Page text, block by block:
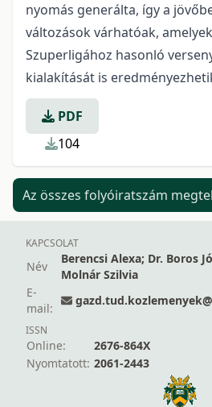
nyomás generálta, így a
változások várhatóak,
Szuperligához hasonló
kialakítását is
PDF
104
Az összes folyóiratszám
KAPCSOLAT
Név
Berencsi Alexa; Dr. Boros
Molnár Szilvia
E-
mail:
ISSN
Online:
2676-864X
Nyomtatott: 2061-2443